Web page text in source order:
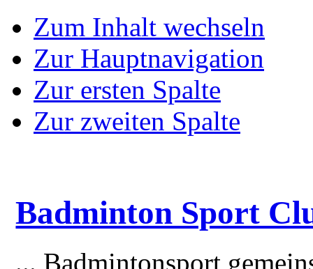
Zum Inhalt wechseln
Zur Hauptnavigation
Zur ersten Spalte
Zur zweiten Spalte
Badminton Sport
... Badmintonsport